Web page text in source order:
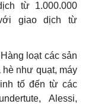
từ 1.000.000
giao dịch từ
loạt các sản
hè như quạt, máy
tố đến từ các
Alessi,